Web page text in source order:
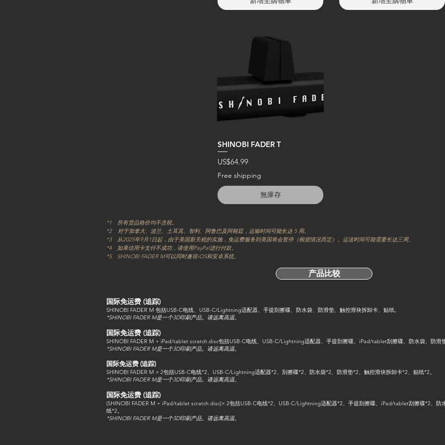
SHINOBI FADER T
價格
US$64.99
Free shipping
無庫存
*1 所有货品格价均不含税。
*2 对于加拿大、波兰、土耳其、智利、阿鲁巴及阿根廷，运输时间可能长达 5 周。
*3 从2025年9月1日起，由于美国新关税的实施，免运费服务到美国将会暂停（根据情况而定）。运送时间可能需要长达三周。
*4 如果信用卡支付不成功，请使用PayPal进行付款。
*5 SHINOBI FADER M可以同时兼容iOS和安卓系统。
产品比较
国际​免运费 (追踪)
SHINOBI FADER M 包括USB-C电线、USB-C/Lightning适配器、手提刮擦碟、防水袋、防滑垫、触控滑块拆卸卡、贴纸。
*SHINOBI FADER M是一个3D印刷产品。请远离高温。
国际​免运费 (追踪)
SHINOBI FADER M + iPad/tablet scratch disc包括USB-C电线、USB-C/Lightning适配器、手提刮擦碟、iPad/tablet刮擦碟、防水袋、防滑
*SHINOBI FADER M是一个3D印刷产品。请远离高温。
国际​免运费 (追踪)
SHINOBI FADER M × 2包括USB-C电线*2、USB-C/Lightning适配器*2、刮擦碟*2、防水袋*2、防滑垫*2、触控滑块拆卸卡*2、贴纸*2。
*SHINOBI FADER M是一个3D印刷产品。请远离高温。
国际​免运费 (追踪)
(SHINOBI FADER M + iPad/tablet scratch disc)× 2包括USB-C电线*2、USB-C/Lightning适配器*2、手提刮擦碟、iPad/tablet刮擦碟*2、防
纸*2。
*SHINOBI FADER M是一个3D印刷产品。请远离高温。